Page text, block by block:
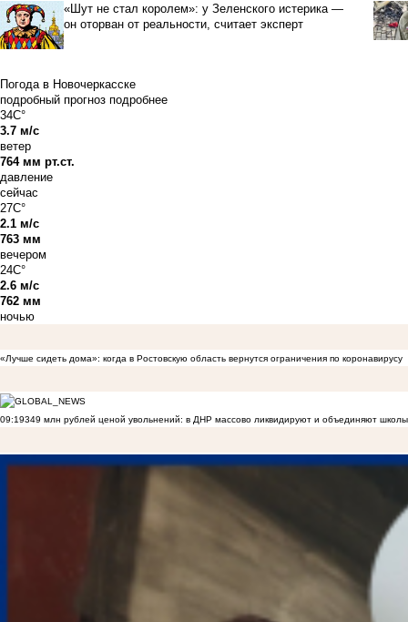
«Шут не стал королем»: у Зеленского истерика —
он оторван от реальности, считает эксперт
Погода в Новочеркасске
подробный прогноз подробнее
34C°
3.7 м/с
ветер
764 мм рт.ст.
давление
сейчас
27C°
2.1 м/с
763 мм
вечером
24C°
2.6 м/с
762 мм
ночью
«Лучше сидеть дома»: когда в Ростовскую область вернутся ограничения по коронавирусу
09:19349 млн рублей ценой увольнений: в ДНР массово ликвидируют и объединяют